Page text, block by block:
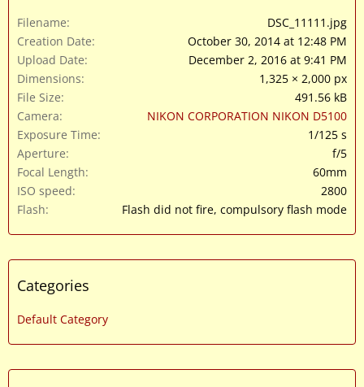
Filename
DSC_11111.jpg
Creation Date
October 30, 2014 at 12:48 PM
Upload Date
December 2, 2016 at 9:41 PM
Dimensions
1,325 × 2,000 px
File Size
491.56 kB
Camera
NIKON CORPORATION NIKON D5100
Exposure Time
1/125 s
Aperture
f/5
Focal Length
60mm
ISO speed
2800
Flash
Flash did not fire, compulsory flash mode
Categories
Default Category